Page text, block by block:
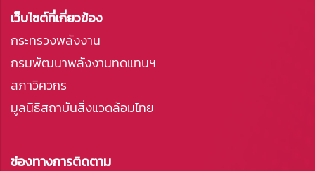
เว็บไซต์ที่เกี่ยวข้อง
กระทรวงพลังงาน
กรมพัฒนาพลังงานทดแทนฯ
สภาวิศวกร
มูลนิธิสถาบันสิ่งแวดล้อมไทย
ช่องทางการติดตาม